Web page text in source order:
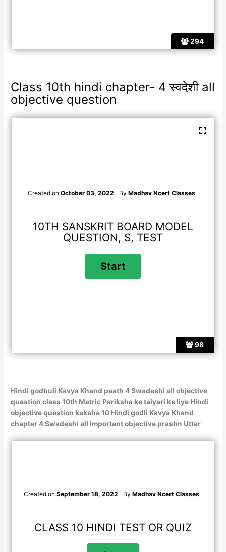
294
Class 10th hindi chapter- 4 स्वदेशी all
objective question
98
Created on October 03, 2022 By Madhav Ncert Classes
10TH SANSKRIT BOARD MODEL
QUESTION, S, TEST
Hindi godhuli Kavya Khand paath 4 Swadeshi all objective
question class 10th Matric Pariksha ke taiyari ke liye Hindi
objective question kaksha 10 Hindi godli Kavya Khand
chapter 4 Swadeshi all important objective prashn Uttar
Created on September 18, 2022 By Madhav Ncert Classes
CLASS 10 HINDI TEST OR QUIZ